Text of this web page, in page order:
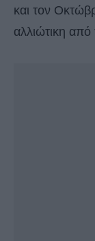
και τον
αλλιώτικη